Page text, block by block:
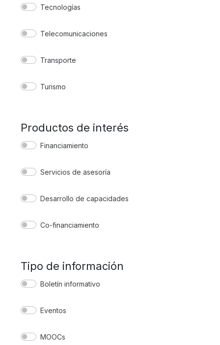
Tecnologías
Telecomunicaciones
Transporte
Turismo
Productos de interés
Financiamiento
Servicios de asesoría
Desarrollo de capacidades
Co-financiamiento
Tipo de información
Boletín informativo
Eventos
MOOCs